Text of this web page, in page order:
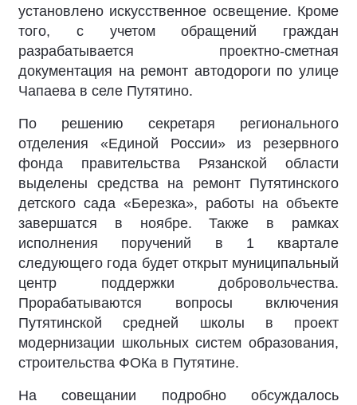
установлено искусственное освещение. Кроме
того, с учетом обращений граждан
разрабатывается проектно-сметная
документация на ремонт автодороги по улице
Чапаева в селе Путятино.
По решению секретаря регионального
отделения «Единой России» из резервного
фонда правительства Рязанской области
выделены средства на ремонт Путятинского
детского сада «Березка», работы на объекте
завершатся в ноябре. Также в рамках
исполнения поручений в 1 квартале
следующего года будет открыт муниципальный
центр поддержки добровольчества.
Прорабатываются вопросы включения
Путятинской средней школы в проект
модернизации школьных систем образования,
строительства ФОКа в Путятине.
На совещании подробно обсуждалось